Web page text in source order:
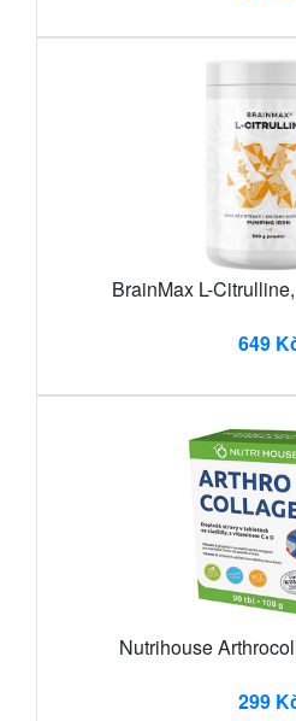
BrainMax L-
649
Nutrihouse
299